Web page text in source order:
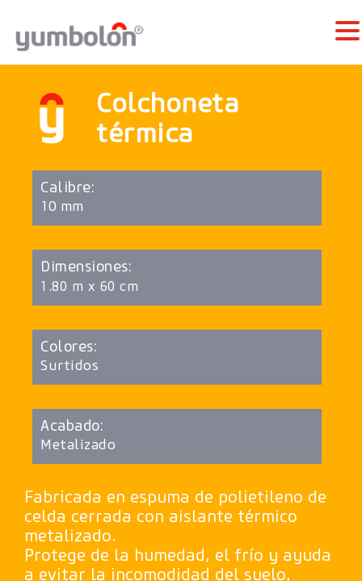
Colchoneta
térmica
Calibre:
10 mm
Dimensiones:
1.80 m x 60 cm
Colores:
Surtidos
Acabado:
Metalizado
Fabricada en espuma de polietileno de
celda cerrada con aislante térmico
metalizado.
Protege de la humedad, el frío y ayuda
a evitar la incomodidad del suelo,